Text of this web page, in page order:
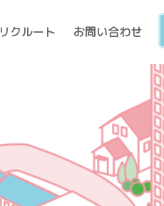
リクルート お問い合わせ